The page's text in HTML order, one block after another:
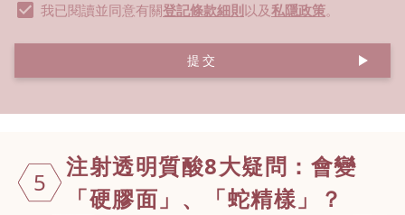
我已閱讀並同意有關登記條款細則以及私隱政策。
提交
5
注射透明質酸8大疑問：會變
「硬膠面」、「蛇精樣」？